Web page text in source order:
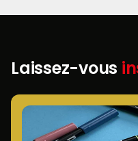
Laissez-vous